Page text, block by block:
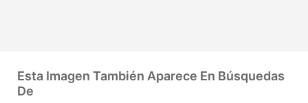
Esta Imagen También Aparece En Búsquedas
De